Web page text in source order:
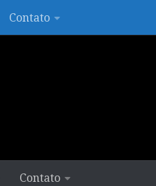
Contato
Contato